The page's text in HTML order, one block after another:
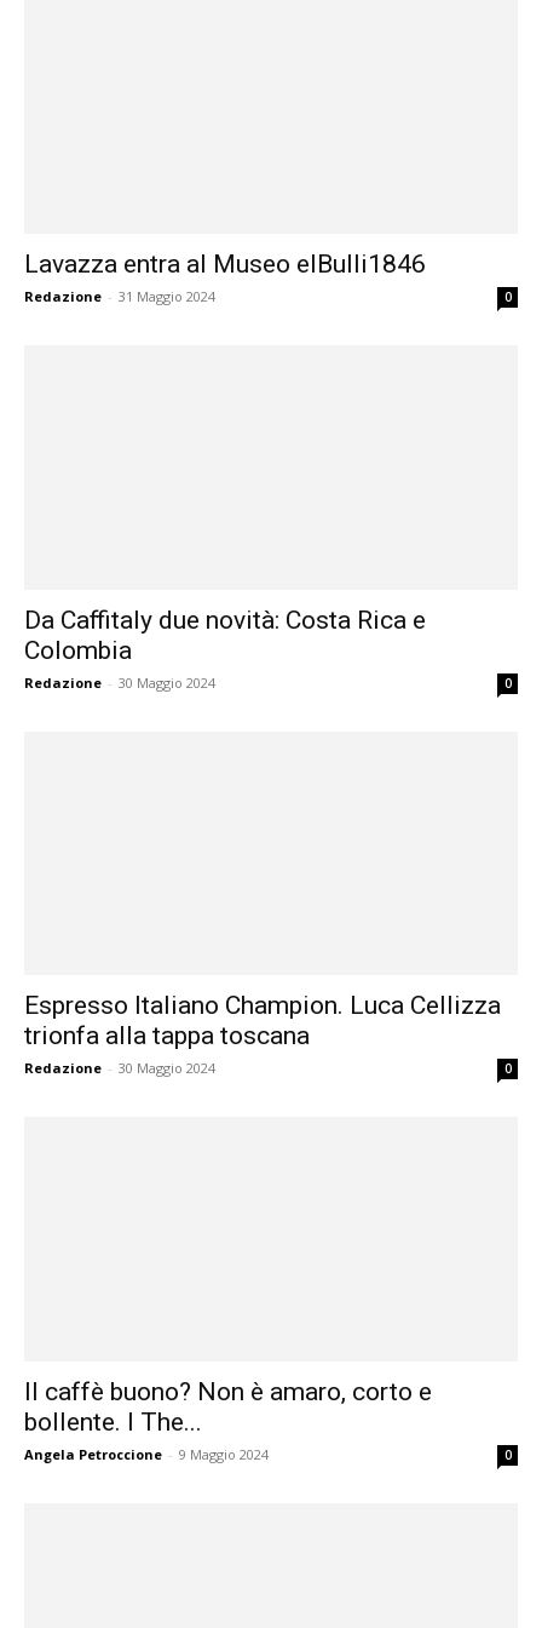
Lavazza entra al Museo elBulli1846
Redazione - 31 Maggio 2024 0
Da Caffitaly due novità: Costa Rica e
Colombia
Redazione - 30 Maggio 2024 0
Espresso Italiano Champion. Luca Cellizza
trionfa alla tappa toscana
Redazione - 30 Maggio 2024 0
Il caffè buono? Non è amaro, corto e
bollente. I The...
Angela Petroccione - 9 Maggio 2024 0